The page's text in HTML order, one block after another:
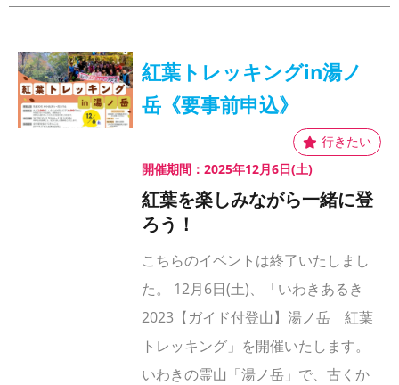
紅葉トレッキングin湯ノ
岳《要事前申込》
開催期間：2025年12月6日(土)
紅葉を楽しみながら一緒に登
ろう！
こちらのイベントは終了いたしまし
た。 12月6日(土)、「いわきあるき
2023【ガイド付登山】湯ノ岳 紅葉
トレッキング」を開催いたします。
いわきの霊山「湯ノ岳」で、古くか